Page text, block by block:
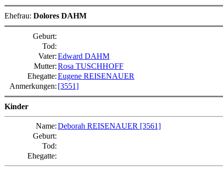
Ehefrau: Dolores DAHM
Geburt:
Tod:
Vater:Edward DAHM
Mutter:Rosa TUSCHHOFF
Ehegatte:Eugene REISENAUER
Anmerkungen: [3551]
Kinder
Name:Deborah REISENAUER [3561]
Geburt:
Tod:
Ehegatte: